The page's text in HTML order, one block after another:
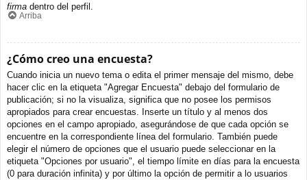
firma dentro del perfil.
Arriba
¿Cómo creo una encuesta?
Cuando inicia un nuevo tema o edita el primer mensaje del mismo, debe
hacer clic en la etiqueta "Agregar Encuesta" debajo del formulario de
publicación; si no la visualiza, significa que no posee los permisos
apropiados para crear encuestas. Inserte un título y al menos dos
opciones en el campo apropiado, asegurándose de que cada opción se
encuentre en la correspondiente línea del formulario. También puede
elegir el número de opciones que el usuario puede seleccionar en la
etiqueta "Opciones por usuario", el tiempo límite en días para la encuesta
(0 para duración infinita) y por último la opción de permitir a lo usuarios